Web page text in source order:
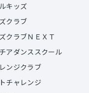
キッズ
クラブ
クラブＮＥＸＴ
ダンススクール
ンジクラブ
チャレンジ